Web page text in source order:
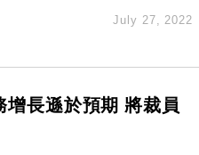
July 27, 2022
長遜於預期 將裁員